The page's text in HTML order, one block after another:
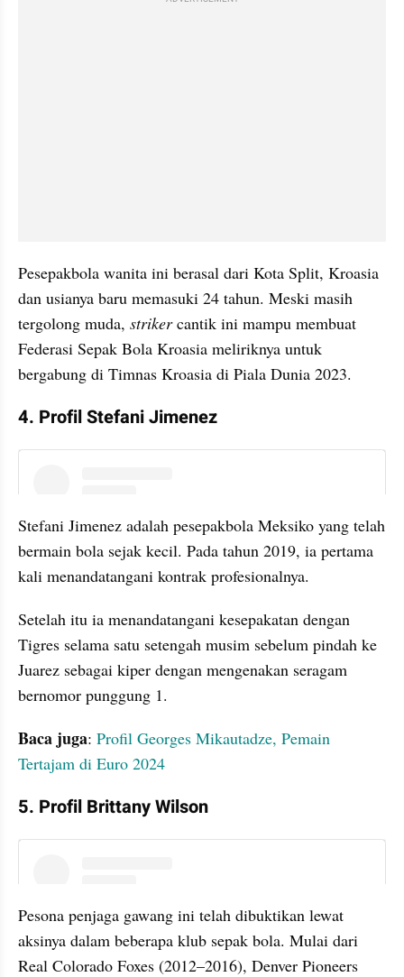
Pesepakbola wanita ini berasal dari Kota Split, Kroasia
dan usianya baru memasuki 24 tahun. Meski masih
tergolong muda, striker cantik ini mampu membuat
Federasi Sepak Bola Kroasia meliriknya untuk
bergabung di Timnas Kroasia di Piala Dunia 2023.
4. Profil Stefani Jimenez
Stefani Jimenez adalah pesepakbola Meksiko yang telah
bermain bola sejak kecil. Pada tahun 2019, ia pertama
kali menandatangani kontrak profesionalnya.
Setelah itu ia menandatangani kesepakatan dengan
Tigres selama satu setengah musim sebelum pindah ke
Juarez sebagai kiper dengan mengenakan seragam
bernomor punggung 1.
Baca juga: Profil Georges Mikautadze, Pemain
Tertajam di Euro 2024
5. Profil Brittany Wilson
Pesona penjaga gawang ini telah dibuktikan lewat
aksinya dalam beberapa klub sepak bola. Mulai dari
Real Colorado Foxes (2012–2016), Denver Pioneers